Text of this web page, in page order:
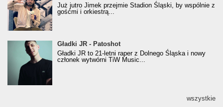
Już jutro Jimek przejmie Stadion Śląski, by wspólnie z
gośćmi i orkiestrą...
Gładki JR - Patoshot
Gładki JR - Patoshot
Gładki JR to 21-letni raper z Dolnego Śląska i nowy
członek wytwórni TiW Music...
wszystkie